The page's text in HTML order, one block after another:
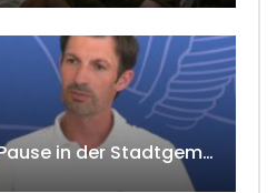
Keine Corona-Pause in der Stadtgemeinde Gänserndorf Teil 1. w4tv173-2021